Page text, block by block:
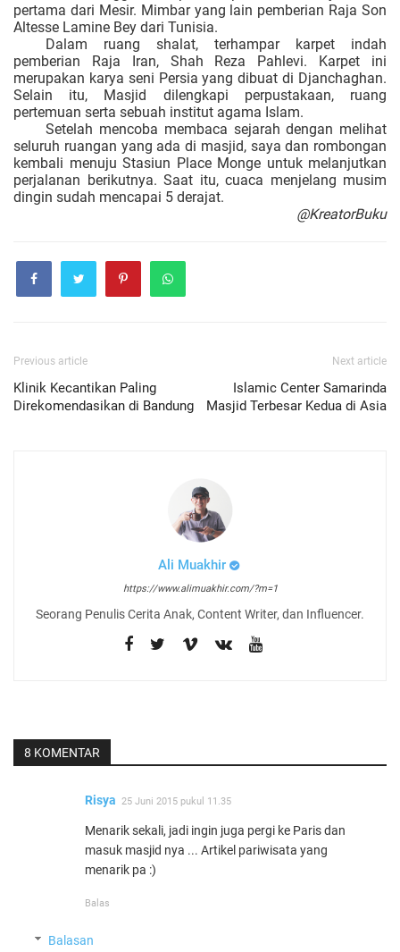
pertama dari Mesir. Mimbar yang lain pemberian Raja Son
Altesse Lamine Bey dari Tunisia.
Dalam ruang shalat, terhampar karpet indah
pemberian Raja Iran, Shah Reza Pahlevi. Karpet ini
merupakan karya seni Persia yang dibuat di Djanchaghan.
Selain itu, Masjid dilengkapi perpustakaan, ruang
pertemuan serta sebuah institut agama Islam.
Setelah mencoba membaca sejarah dengan melihat
seluruh ruangan yang ada di masjid, saya dan rombongan
kembali menuju Stasiun Place Monge untuk melanjutkan
perjalanan berikutnya. Saat itu, cuaca menjelang musim
dingin sudah mencapai 5 derajat.
@KreatorBuku
Previous article
Klinik Kecantikan Paling
Direkomendasikan di Bandung
Next article
Islamic Center Samarinda
Masjid Terbesar Kedua di Asia
Ali Muakhir
https://www.alimuakhir.com/?m=1
Seorang Penulis Cerita Anak, Content Writer, dan Influencer.
8 KOMENTAR
Risya 25 Juni 2015 pukul 11.35
Menarik sekali, jadi ingin juga pergi ke Paris dan
masuk masjid nya ... Artikel pariwisata yang
menarik pa :)
Balas
Balasan